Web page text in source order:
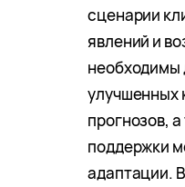
сценарии
явлений и
необходимы
улучшенных
прогнозов,
поддержки
адаптации.